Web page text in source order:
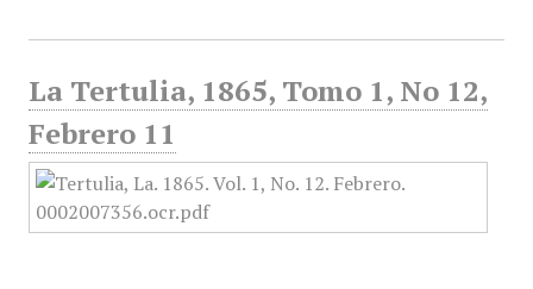
La Tertulia, 1865, Tomo 1, No 12,
Febrero 11